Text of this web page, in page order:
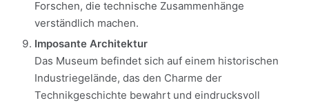
Forschen, die technische Zusammenhänge
verständlich machen.
Imposante Architektur
Das Museum befindet sich auf einem historischen
Industriegelände, das den Charme der
Technikgeschichte bewahrt und eindrucksvoll